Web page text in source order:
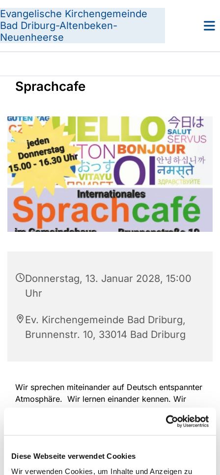
Diese Webseite verwendet Cookies
Wir verwenden Cookies, um Inhalte und Anzeigen zu
Evangelische Kirchengemeinde
Bad Driburg-Altenbeken-
Neuenheerse
Sprachcafe
Donnerstag, 13. Januar 2028, 15:00
Uhr
Ev. Kirchengemeinde Bad Driburg,
Brunnenstr. 10, 33014 Bad Driburg
Wir sprechen miteinander auf Deutsch entspannter
Atmosphäre. Wir lernen einander kennen. Wir
Muttersprachler/Innen sind herzlich willkommen.